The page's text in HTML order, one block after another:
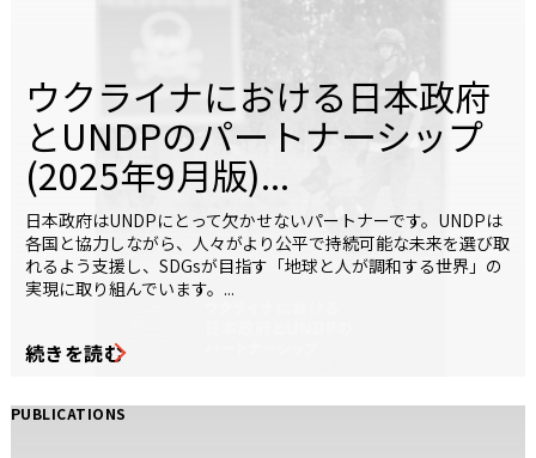
ウクライナにおける日本政府
とUNDPのパートナーシップ
(2025年9月版)...
日本政府はUNDPにとって欠かせないパートナーです。UNDPは
各国と協力しながら、人々がより公平で持続可能な未来を選び取
れるよう支援し、SDGsが目指す「地球と人が調和する世界」の
実現に取り組んでいます。...
続きを読む
PUBLICATIONS